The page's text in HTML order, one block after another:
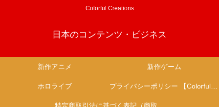
Colorful Creations
日本のコンテンツ・ビジネス
新作アニメ 新作ゲーム
ホロライブ プライバシーポリシー 【Colorful Creation】